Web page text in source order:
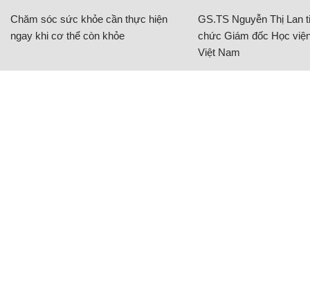
Chăm sóc sức khỏe cần thực hiện
ngay khi cơ thể còn khỏe
GS.TS Nguyễn Thị Lan
chức Giám đốc Học
Việt Nam